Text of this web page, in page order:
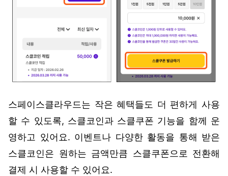
스페이스클라우드는 작은 혜택들도 더 편하게 사용
할 수 있도록, 스클코인과 스클쿠폰 기능을 함께 운
영하고 있어요. 이벤트나 다양한 활동을 통해 받은
스클코인은 원하는 금액만큼 스클쿠폰으로 전환해
결제 시 사용할 수 있어요.